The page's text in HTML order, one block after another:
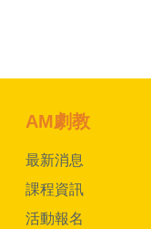
AM劇教
最新消息
課程資訊
活動報名